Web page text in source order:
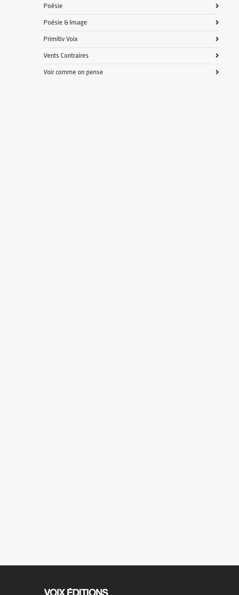
Poésie
Poésie & Image
Primitiv Voix
Vents Contraires
Voir comme on pense